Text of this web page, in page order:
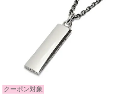
クーポン対象